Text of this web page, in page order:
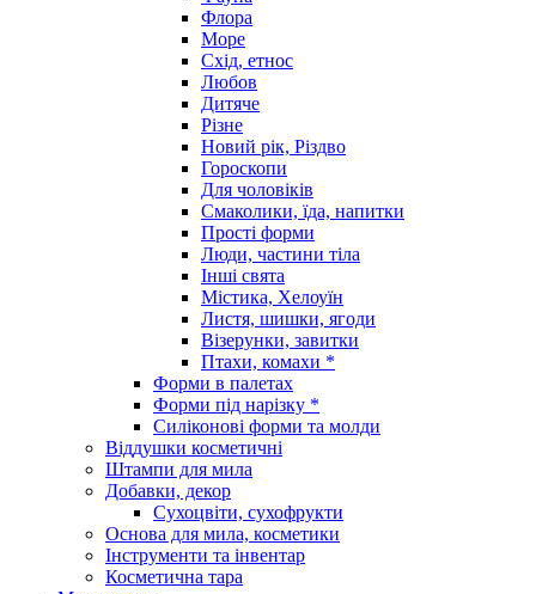
Флора
Море
Схід, етнос
Любов
Дитяче
Різне
Новий рік, Різдво
Гороскопи
Для чоловіків
Смаколики, їда, напитки
Прості форми
Люди, частини тіла
Інші свята
Містика, Хелоуїн
Листя, шишки, ягоди
Візерунки, завитки
Птахи, комахи *
Форми в палетах
Форми під нарізку *
Силіконові форми та молди
Віддушки косметичні
Штампи для мила
Добавки, декор
Сухоцвіти, сухофрукти
Основа для мила, косметики
Інструменти та інвентар
Косметична тара